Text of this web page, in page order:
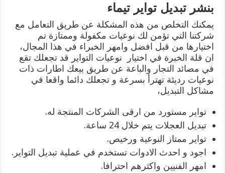
بنشر تبديل تواير تيماء
يمكنك التخلص من هذه المشكلة عن طريق التعامل مع
شركتنا التي تؤمن لك نوعيات مكفولة وممتازة تم
اختيارها من قبل افضل وامهر الخبراء في هذا المجال،
ان قلة الخبرة في اختيار نوعيات التواير قد تجعلك تقع
في مصائد التجار والباعة عن طريق بيعك اطارات ذات
نوعيات رديئة تهترأ بسرعة و تجعلك دائما واقعا في
مشاكل التبديل،
تواير مستورد من ارقى الشركات المنتجة له.
تبديل العجلات يتم خلال 24 ساعة.
تواير ممتاز النوعية ورخيص.
اجود و احدث الادوات تستخدم في عملية تبديل التواير.
امهر الفنيين واكثرهم احترافا.